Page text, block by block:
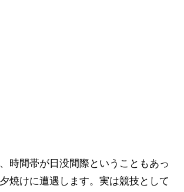
時間帯が日没間際ということもあっ
焼けに遭遇します。実は競技として